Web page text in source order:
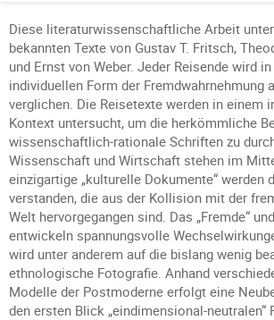
Diese literaturwissenschaftliche Arbeit
bekannten Texte von Gustav T. Fritsch,
und Ernst von Weber. Jeder Reisende wird
individuellen Form der Fremdwahrnehmung
verglichen. Die Reisetexte werden in einem
Kontext untersucht, um die herkömmliche
wissenschaftlich-rationale Schriften zu
Wissenschaft und Wirtschaft stehen im
einzigartige „kulturelle Dokumente“ werden
verstanden, die aus der Kollision mit der
Welt hervorgegangen sind. Das „Fremde“
entwickeln spannungsvolle
wird unter anderem auf die bislang wenig
ethnologische Fotografie. Anhand
Modelle der Postmoderne erfolgt eine
den ersten Blick „eindimensional-neutralen“